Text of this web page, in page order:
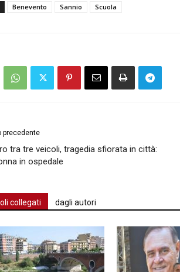
Benevento Sannio Scuola
precedente
tra tre veicoli, tragedia sfiorata in città:
in ospedale
collegati dagli autori